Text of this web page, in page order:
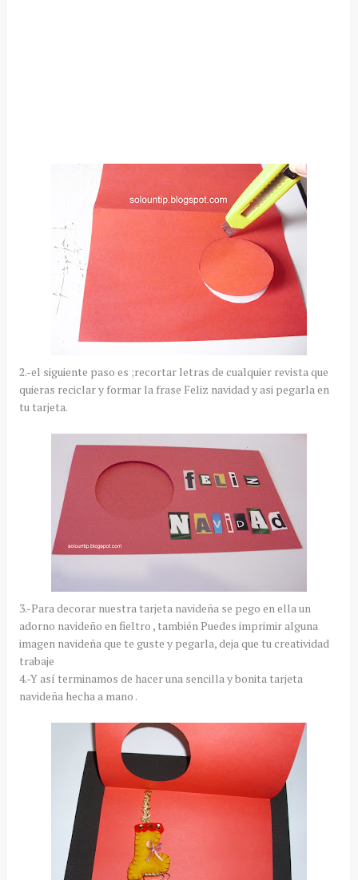
2.-el siguiente paso es ;recortar letras de cualquier revista que
quieras reciclar y formar la frase Feliz navidad y asi pegarla en
tu tarjeta.
3.-Para decorar nuestra tarjeta navideña se pego en ella un
adorno navideño en fieltro , también Puedes imprimir alguna
imagen navideña que te guste y pegarla, deja que tu creatividad
trabaje
4.-Y así terminamos de hacer una sencilla y bonita tarjeta
navideña hecha a mano .